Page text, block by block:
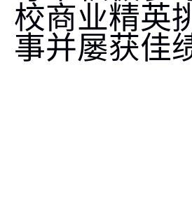
校商业精英
事并屡获佳